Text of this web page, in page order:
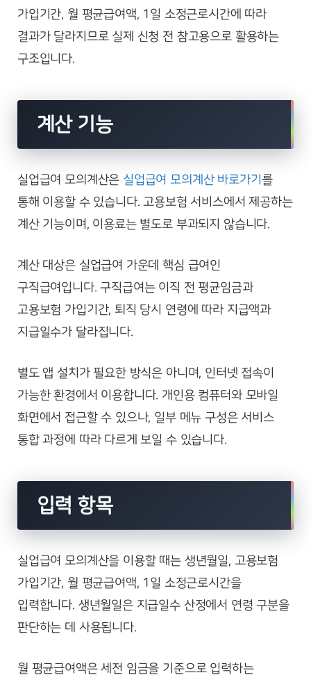
가입기간, 월 평균급여액, 1일 소정근로시간에 따라
결과가 달라지므로 실제 신청 전 참고용으로 활용하는
구조입니다.
계산 기능
실업급여 모의계산은 실업급여 모의계산 바로가기 를
통해 이용할 수 있습니다. 고용보험 서비스에서 제공하는
계산 기능이며, 이용료는 별도로 부과되지 않습니다.
계산 대상은 실업급여 가운데 핵심 급여인
구직급여입니다. 구직급여는 이직 전 평균임금과
고용보험 가입기간, 퇴직 당시 연령에 따라 지급액과
지급일수가 달라집니다.
별도 앱 설치가 필요한 방식은 아니며, 인터넷 접속이
가능한 환경에서 이용합니다. 개인용 컴퓨터와 모바일
화면에서 접근할 수 있으나, 일부 메뉴 구성은 서비스
통합 과정에 따라 다르게 보일 수 있습니다.
입력 항목
실업급여 모의계산을 이용할 때는 생년월일, 고용보험
가입기간, 월 평균급여액, 1일 소정근로시간을
입력합니다. 생년월일은 지급일수 산정에서 연령 구분을
판단하는 데 사용됩니다.
월 평균급여액은 세전 임금을 기준으로 입력하는